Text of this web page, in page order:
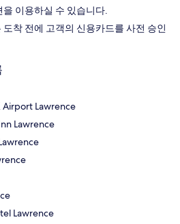
이용하실 수 있습니다.
착 전에 고객의 신용카드를 사전 승인
Airport Lawrence
Lawrence
Lawrence